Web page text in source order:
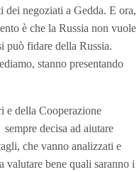
negoziati a Gedda. E ora,
è che la Russia non vuole
può fidare della Russia.
stanno presentando
e della Cooperazione
decisa ad aiutare
che vanno analizzati e
valutare bene quali saranno i